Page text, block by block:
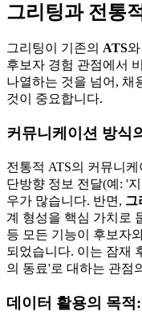
그리팅과 전통
그리팅이 기존의 ATS
후보자 경험 관점에서
나열하는 것을 넘어, 채
것이 중요합니다.
커뮤니케이션 방식
전통적 ATS의 커뮤니
단방향 정보 전달(예: '
우가 많습니다. 반면, 그
계 형성을 핵심 가치로
등 모든 기능이 후보자
되었습니다. 이는 잠재
의 동료'로 대하는 관점
데이터 활용의 목적